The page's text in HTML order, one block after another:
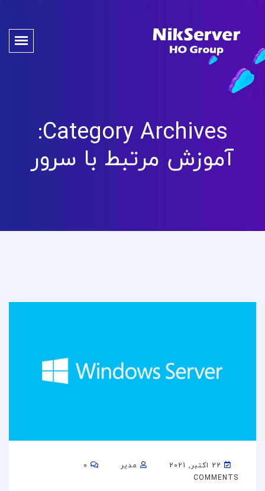
Category Archives:
آموزش مرتبط با سرور
مدیر
0
COMMENTS